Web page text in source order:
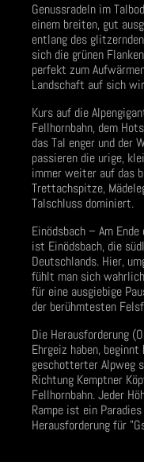
Genussradeln im
einem breiten, gut
entlang des
sich die grünen
perfekt zum
Landschaft auf sich
Kurs auf die
Fellhornbahn, dem
das Tal enger und der
passieren die urige,
immer weiter auf das
Trettachspitze,
Talschluss dominiert.
Einödsbach – Am
ist Einödsbach, die
Deutschlands. Hier,
fühlt man sich
für eine ausgiebige
der berühmtesten
Die Herausforderung
Ehrgeiz haben,
geschotterter Alpweg
Richtung Kemptner
Fellhornbahn. Jeder
Rampe ist ein
Herausforderung für